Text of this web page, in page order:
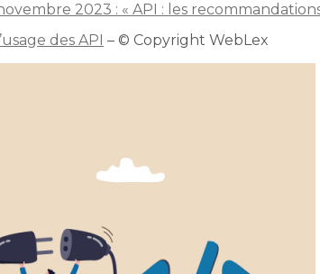
2023 : « API : les
des API – © Copyright WebLex